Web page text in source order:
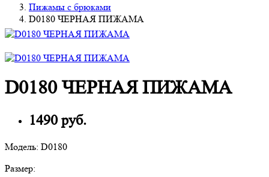
Пижамы с брюками
D0180 ЧЕРНАЯ ПИЖАМА
D0180 ЧЕРНАЯ ПИЖАМА
1490 руб.
Модель: D0180
Размер: